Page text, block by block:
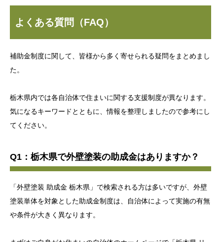
よくある質問（FAQ）
補助金制度に関して、皆様から多く寄せられる疑問をまとめまし
た。
栃木県内では各自治体で住まいに関する支援制度が異なります。
気になるキーワードとともに、情報を整理しましたので参考にし
てください。
Q1：栃木県で外壁塗装の助成金はありますか？
「外壁塗装 助成金 栃木県」で検索される方は多いですが、外壁
塗装単体を対象とした助成金制度は、自治体によって実施の有無
や条件が大きく異なります。